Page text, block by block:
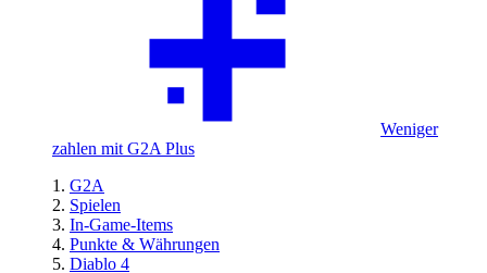
Weniger
zahlen mit G2A Plus
G2A
Spielen
In-Game-Items
Punkte & Währungen
Diablo 4